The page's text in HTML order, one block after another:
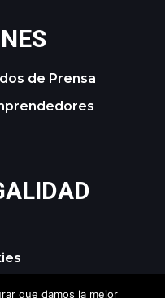
de Prensa
que damos la mejor